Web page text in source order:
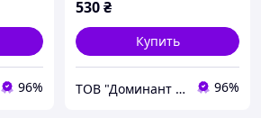
96%
530₴
Купить
ТОВ "Доминант - Вуд" 96%